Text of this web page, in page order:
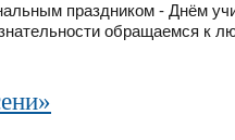
праздником - Днём
обращаемся к